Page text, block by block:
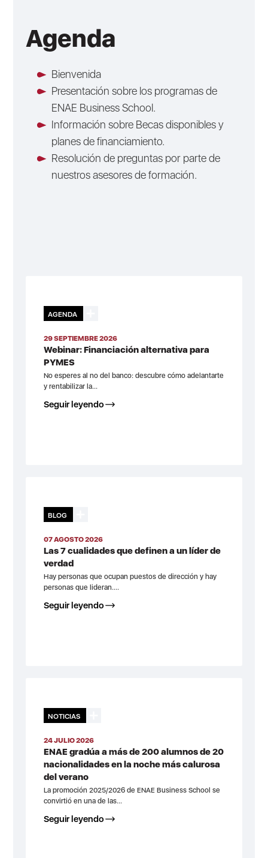
Agenda
Bienvenida
Presentación sobre los programas de
ENAE Business School.
Información sobre Becas disponibles y
planes de financiamiento.
Resolución de preguntas por parte de
nuestros asesores de formación.
AGENDA
29 SEPTIEMBRE 2026
Webinar: Financiación alternativa para
PYMES
No esperes al no del banco: descubre cómo adelantarte
y rentabilizar la...
Seguir leyendo
BLOG
07 AGOSTO 2026
Las 7 cualidades que definen a un líder de
verdad
Hay personas que ocupan puestos de dirección y hay
personas que lideran....
Seguir leyendo
NOTICIAS
24 JULIO 2026
ENAE gradúa a más de 200 alumnos de 20
nacionalidades en la noche más calurosa
del verano
La promoción 2025/2026 de ENAE Business School se
convirtió en una de las...
Seguir leyendo